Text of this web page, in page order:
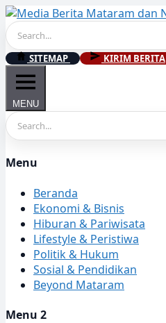
Skip
to
content
SITEMAP KIRIM BERITA
MENU
Menu
Beranda
Ekonomi & Bisnis
Hiburan & Pariwisata
Lifestyle & Peristiwa
Politik & Hukum
Sosial & Pendidikan
Beyond Mataram
Menu 2